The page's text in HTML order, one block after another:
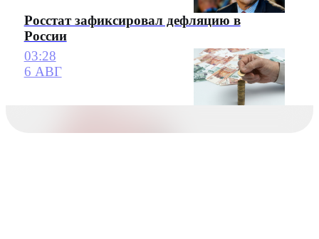
Росстат зафиксировал дефляцию в
России
03:28
6 АВГ